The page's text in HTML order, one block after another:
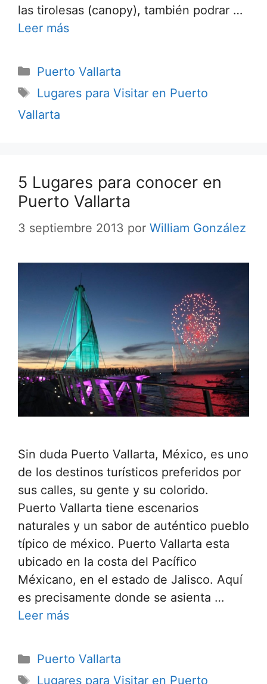
las tirolesas (canopy), también podrar …
Leer más
Categorías
Puerto Vallarta
Etiquetas
Lugares para Visitar en Puerto
Vallarta
5 Lugares para conocer en
Puerto Vallarta
3 septiembre 2013 por William González
Sin duda Puerto Vallarta, México, es uno
de los destinos turísticos preferidos por
sus calles, su gente y su colorido.
Puerto Vallarta tiene escenarios
naturales y un sabor de auténtico pueblo
típico de méxico. Puerto Vallarta esta
ubicado en la costa del Pacífico
Méxicano, en el estado de Jalisco. Aquí
es precisamente donde se asienta …
Leer más
Categorías
Puerto Vallarta
Etiquetas
Lugares para Visitar en Puerto